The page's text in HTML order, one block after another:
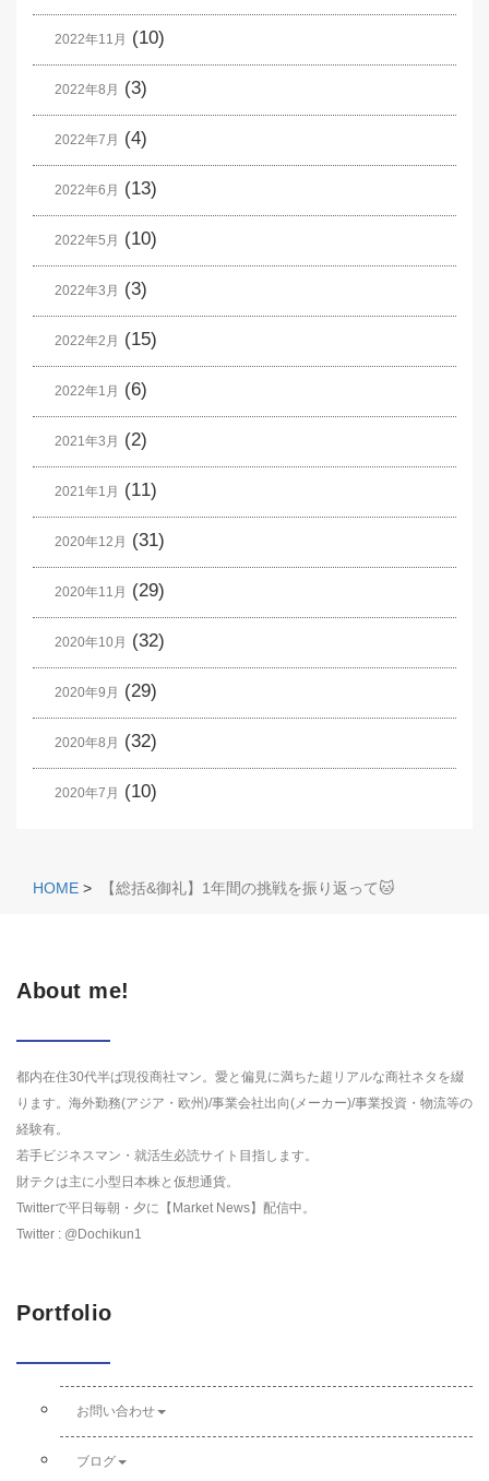
2022年11月 (10)
2022年8月 (3)
2022年7月 (4)
2022年6月 (13)
2022年5月 (10)
2022年3月 (3)
2022年2月 (15)
2022年1月 (6)
2021年3月 (2)
2021年1月 (11)
2020年12月 (31)
2020年11月 (29)
2020年10月 (32)
2020年9月 (29)
2020年8月 (32)
2020年7月 (10)
HOME > 【総括&御礼】1年間の挑戦を振り返って🐱
About me!
都内在住30代半ば現役商社マン。愛と偏見に満ちた超リアルな商社ネタを綴
ります。海外勤務(アジア・欧州)/事業会社出向(メーカー)/事業投資・物流等の
経験有。
若手ビジネスマン・就活生必読サイト目指します。
財テクは主に小型日本株と仮想通貨。
Twitterで平日毎朝・夕に【Market News】配信中。
Twitter : @Dochikun1
Portfolio
お問い合わせ
ブログ